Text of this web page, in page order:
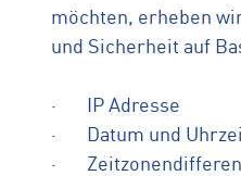
möchten, erheben
und Sicherheit auf
· IP Adresse
· Datum und
· Zeitzonendifferenz